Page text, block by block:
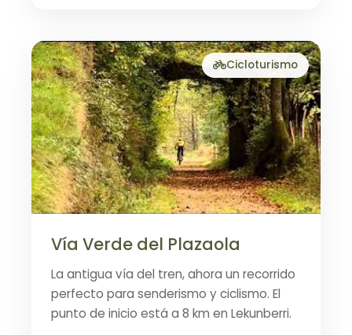
Cicloturismo
Vía Verde del Plazaola
La antigua vía del tren, ahora un recorrido
perfecto para senderismo y ciclismo. El
punto de inicio está a 8 km en Lekunberri.